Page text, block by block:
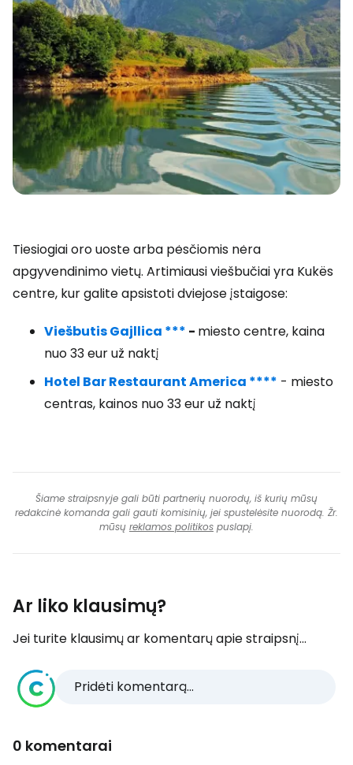
Tiesiogiai oro uoste arba pėsčiomis nėra
apgyvendinimo vietų. Artimiausi viešbučiai yra Kukës
centre, kur galite apsistoti dviejose įstaigose:
Viešbutis Gajllica *** - miesto centre, kaina
nuo 33 eur už naktį
Hotel Bar Restaurant America **** - miesto
centras, kainos nuo 33 eur už naktį
Šiame straipsnyje gali būti partnerių nuorodų, iš kurių mūsų
redakcinė komanda gali gauti komisinių, jei spustelėsite nuorodą. Žr.
mūsų reklamos politikos puslapį.
Ar liko klausimų?
Jei turite klausimų ar komentarų apie straipsnį...
Pridėti komentarą...
0 komentarai